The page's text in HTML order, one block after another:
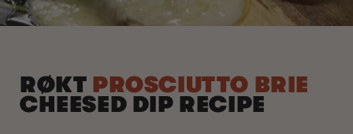
RØKT PROSCIUTTO BRIE
CHEESED DIP RECIPE